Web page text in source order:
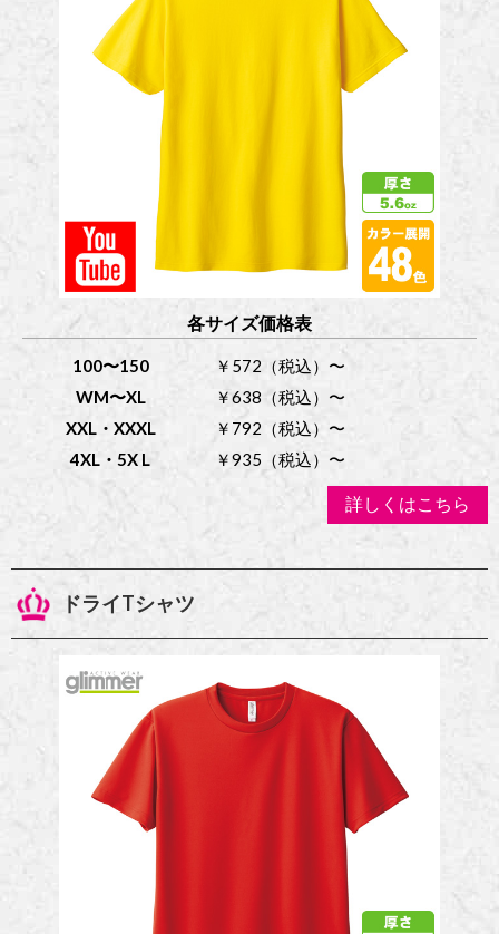
各サイズ価格表
100〜150
￥572（税込）〜
WM〜XL
￥638（税込）〜
XXL・XXXL
￥792（税込）〜
4XL・5X L
￥935（税込）〜
詳しくはこちら
ドライTシャツ